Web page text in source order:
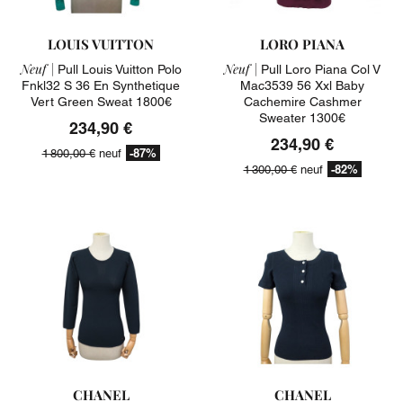
LOUIS VUITTON
Neuf | Pull Louis Vuitton Polo
Fnkl32 S 36 En Synthetique
Vert Green Sweat 1800€
234,90 €
1 800,00 €neuf -87%
LORO PIANA
Neuf | Pull Loro Piana Col V
Mac3539 56 Xxl Baby
Cachemire Cashmer
Sweater 1300€
234,90 €
1 300,00 €neuf -82%
CHANEL CHANEL